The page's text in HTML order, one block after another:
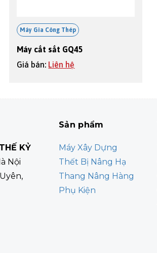
Máy Gia Công Thép
Máy cắt sắt GQ45
Giá bán: Liên hệ
KỶ
Nội
Sản phẩm
Máy Xây Dựng
Thết Bị Nâng Hạ
Thang Nâng Hàng
Phụ Kiện